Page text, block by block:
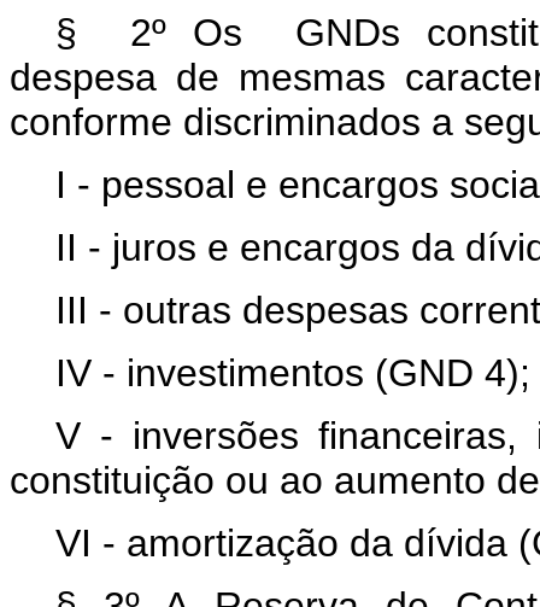
§ 2º Os GNDs
despesa de mesmas
conforme discriminados a
I - pessoal e encargos
II - juros e encargos da
III - outras despesas
IV - investimentos (GND 4);
V - inversões
constituição ou ao aumento
VI - amortização da dívida